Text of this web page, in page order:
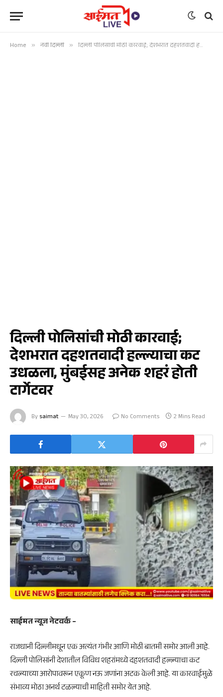
Home » नवी दिल्ली » दिल्ली पोलिसांची मोठी कारवाई; देशभरात दहशतवादी हल्ल्याचा कट उधळला, मुंबईसह अनेक शहरं होती टार्गेटवर
दिल्ली पोलिसांची मोठी कारवाई;
देशभरात दहशतवादी हल्ल्याचा कट
उधळला, मुंबईसह अनेक शहरं होती
टार्गेटवर
By saimat May 30, 2026 No Comments 2 Mins Read
साईमत न्यूज नेटवर्क –
राजधानी दिल्लीमधून एक अत्यंत गंभीर आणि मोठी बातमी समोर आली आहे.
दिल्ली पोलिसांनी देशातील विविध शहरांमध्ये दहशतवादी हल्ल्याचा कट
रचल्याच्या आरोपावरून एकूण नऊ जणांना अटक केली आहे. या कारवाईमुळे
संभाव्य मोठा अनर्थ टळल्याची माहिती समोर येत आहे.